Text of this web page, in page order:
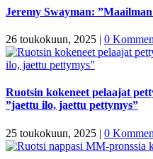
Jeremy Swayman:
26 toukokuun, 2025 | 0
Ruotsin kokeneet pelaajat
”jaettu ilo, jaettu pettymys”
25 toukokuun, 2025 | 0